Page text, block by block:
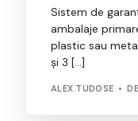
Sistem de
ambalaje
plastic sau
și 3 […]
ALEX.TUDOSE